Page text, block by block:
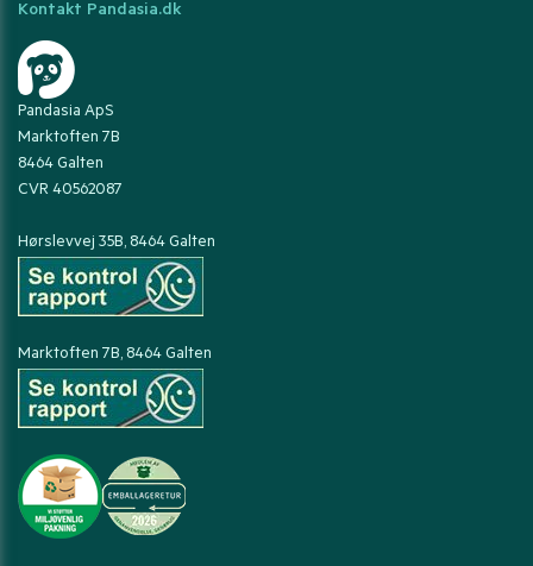
Kontakt Pandasia.dk
Pandasia ApS
Marktoften 7B
8464 Galten
CVR 40562087
Hørslevvej 35B, 8464 Galten
Marktoften 7B, 8464 Galten